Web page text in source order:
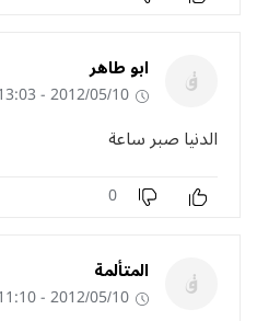
ابو طاهر
2012/05/10 - 13:03
الدنيا صبر ساعة
0
المتألمة
2012/05/10 - 11:10